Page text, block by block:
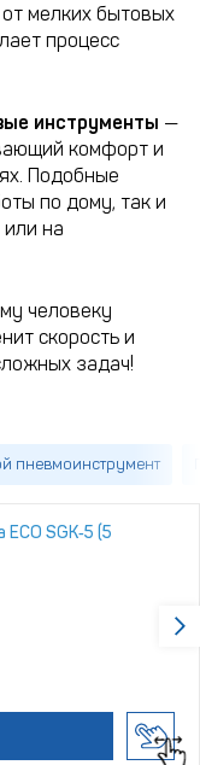
мелких бытовых
процесс
инструменты —
комфорт и
Подобные
по дому, так и
или на
человеку
скорость и
задач!
пневмоинструмент
SGK‑5 (5